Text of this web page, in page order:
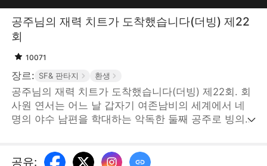
공주님의 재력 치트가 도착했습니다(더빙) 제22
회
10071
장르: SF& 판타지 환생
공주님의 재력 치트가 도착했습니다(더빙) 제22회. 회
사원 연서는 어느 날 갑자기 여존남비의 세계에서 네
명의 야수 남편을 학대하는 악독한 둘째 공주로 빙의한
사면초가에 놓인다. 그러나 ‘신호 시스템’을 각성한 연
공유: